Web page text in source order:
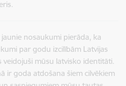
nosaukumi pierāda, ka
par godu izcilībām Latvijas
veidojuši mūsu latvisko identitāti.
ir goda atdošana šiem cilvēkiem